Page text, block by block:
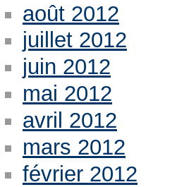
août 2012
juillet 2012
juin 2012
mai 2012
avril 2012
mars 2012
février 2012